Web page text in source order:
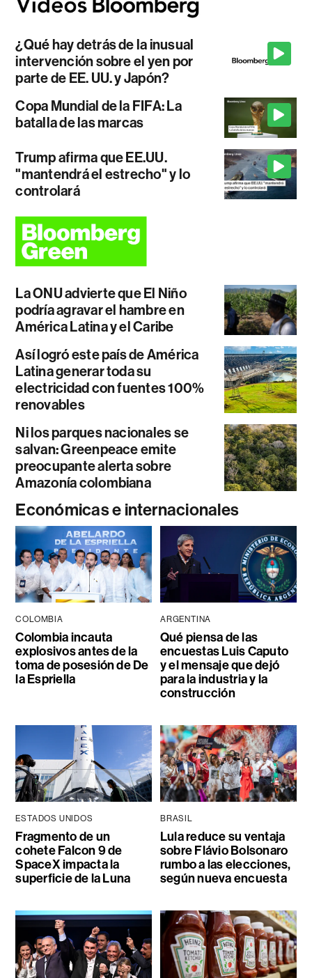
¿Qué hay detrás de la inusual
intervención sobre el yen por
parte de EE. UU. y Japón?
Copa Mundial de la FIFA: La
batalla de las marcas
Trump afirma que EE.UU.
"mantendrá el estrecho" y lo
controlará
La ONU advierte que El Niño
podría agravar el hambre en
América Latina y el Caribe
Así logró este país de América
Latina generar toda su
electricidad con fuentes 100%
renovables
Ni los parques nacionales se
salvan: Greenpeace emite
preocupante alerta sobre
Amazonía colombiana
Económicas e internacionales
COLOMBIA
Colombia incauta
explosivos antes de la
toma de posesión de De
la Espriella
ARGENTINA
Qué piensa de las
encuestas Luis Caputo
y el mensaje que dejó
para la industria y la
construcción
ESTADOS UNIDOS
Fragmento de un
cohete Falcon 9 de
SpaceX impacta la
superficie de la Luna
BRASIL
Lula reduce su ventaja
sobre Flávio Bolsonaro
rumbo a las elecciones,
según nueva encuesta